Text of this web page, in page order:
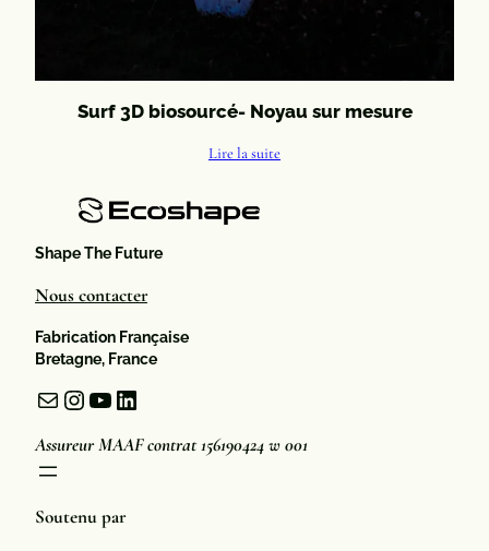
Surf 3D biosourcé- Noyau sur mesure
Lire la suite
Shape The Future
Nous contacter
Fabrication Française
Bretagne, France
Mail Instagram YouTube LinkedIn
Assureur MAAF contrat 156190424 w 001
Soutenu par